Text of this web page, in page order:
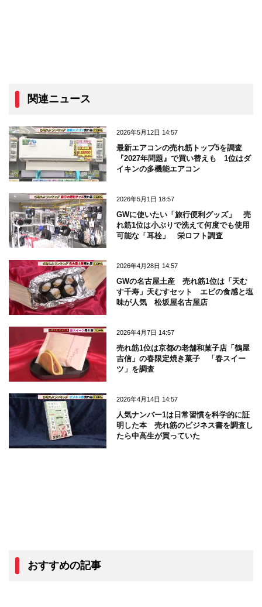
関連ニュース
2026年5月12日 14:57
最新エアコンの売れ筋トップ5を調査
『2027年問題』で買い替えも 1位はダ
イキンの多機能エアコン
2026年5月1日 18:57
GWに使いたい「旅行便利グッズ」 売
れ筋1位は小ぶりで洗えて何度でも使用
可能な「耳栓」 栄ロフト調査
2026年4月28日 14:57
GWの名古屋土産 売れ筋1位は「天む
す千寿」天むすセット エビの食感と塩
味が人気 松坂屋名古屋店
2026年4月7日 14:57
売れ筋1位は京都の老舗和菓子店「鶴屋
吉信」の春限定焼き菓子 「春スイー
ツ」を調査
2026年4月14日 14:57
人気ナンバー1は日常習慣を科学的に証
明した本 売れ筋のビジネス書を調査し
たら中高生が買っていた
おすすめの記事